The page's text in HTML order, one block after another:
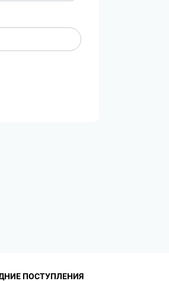
ПОСТУПЛЕНИЯ